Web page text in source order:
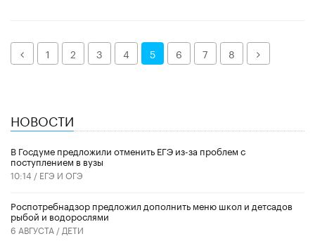
Назад1 2 3 4 5 6 7 8 Далее
НОВОСТИ
В Госдуме предложили отменить ЕГЭ из-за проблем с
поступлением в вузы
10:14 / ЕГЭ И ОГЭ
Роспотребнадзор предложил дополнить меню школ и детсадов
рыбой и водорослями
6 АВГУСТА / ДЕТИ